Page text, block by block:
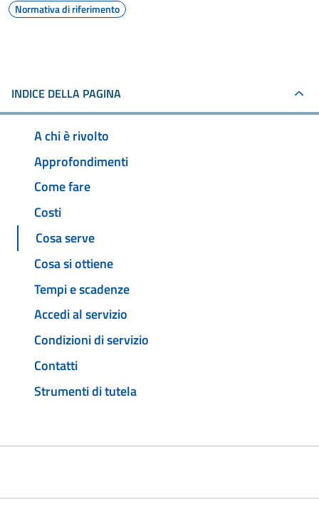
Normativa di riferimento
INDICE DELLA PAGINA
A chi è rivolto
Approfondimenti
Come fare
Costi
Cosa serve
Cosa si ottiene
Tempi e scadenze
Accedi al servizio
Condizioni di servizio
Contatti
Strumenti di tutela